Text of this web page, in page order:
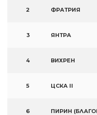
2 ФРАТРИЯ
3 ЯНТРА
4 ВИХРЕН
5 ЦСКА II
6 ПИРИН